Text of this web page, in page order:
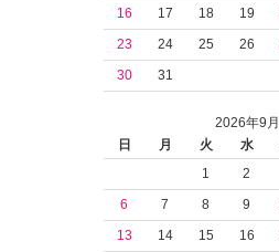
16
17 18 19
23
24 25 26
30
31
2026年9月
日
月 火 水
1
2
6
7 8 9
13
14 15 16